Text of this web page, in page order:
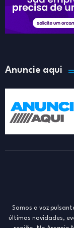
Anuncie aqui
Somos a voz
últimas novidades,